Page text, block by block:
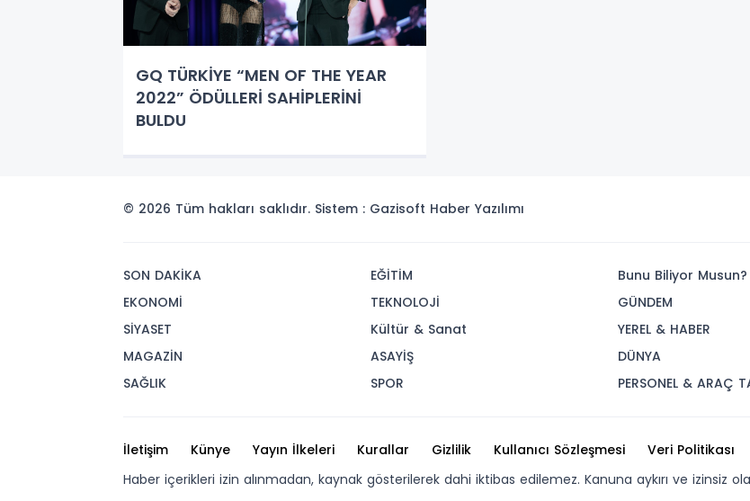
GQ TÜRKİYE “MEN OF THE YEAR
2022” ÖDÜLLERİ SAHİPLERİNİ
BULDU
© 2026 Tüm hakları saklıdır. Sistem : Gazisoft Haber Yazılımı
SON DAKİKA
EKONOMİ
SİYASET
MAGAZİN
SAĞLIK
EĞİTİM
TEKNOLOJİ
Kültür & Sanat
ASAYİŞ
SPOR
Bunu Biliyor Musun?
GÜNDEM
YEREL & HABER
DÜNYA
PERSONEL & ARAÇ
İletişim Künye Yayın İlkeleri Kurallar Gizlilik Kullanıcı Sözleşmesi
Veri Politikası
Haber içerikleri izin alınmadan, kaynak gösterilerek dahi iktibas edilemez. Kanuna aykırı ve izinsiz